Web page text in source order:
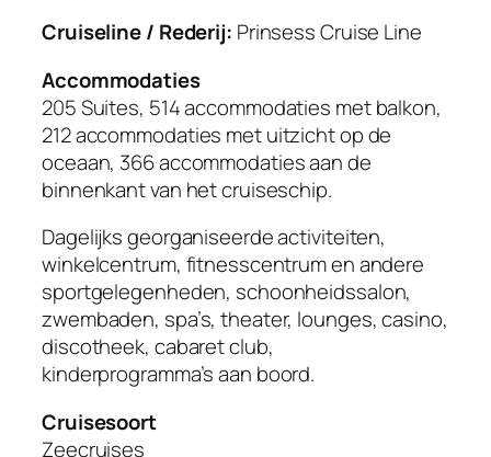
Cruiseline / Rederij: Prinsess Cruise Line
Accommodaties
205 Suites, 514 accommodaties met balkon,
212 accommodaties met uitzicht op de
oceaan, 366 accommodaties aan de
binnenkant van het cruiseschip.
Dagelijks georganiseerde activiteiten,
winkelcentrum, fitnesscentrum en andere
sportgelegenheden, schoonheidssalon,
zwembaden, spa’s, theater, lounges, casino,
discotheek, cabaret club,
kinderprogramma’s aan boord.
Cruisesoort
Zeecruises